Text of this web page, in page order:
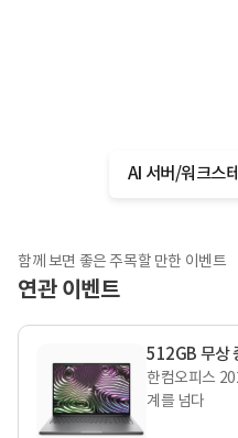
AI 서버/워크스
함께 보면 좋은 주목할 만한 이벤트
연관 이벤트
512GB 무상
한컴오피스
계를 넘다